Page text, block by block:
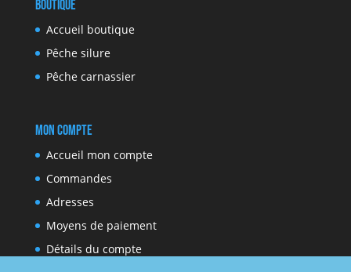
Boutique
Accueil boutique
Pêche silure
Pêche carnassier
Mon compte
Accueil mon compte
Commandes
Adresses
Moyens de paiement
Détails du compte